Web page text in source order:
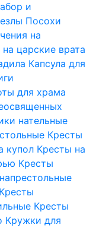
и
Посохи
на
на царские врата
Капсула для
для храма
нательные
Кресты
купол Кресты на
Кресты
Кресты
Кресты
Кружки для